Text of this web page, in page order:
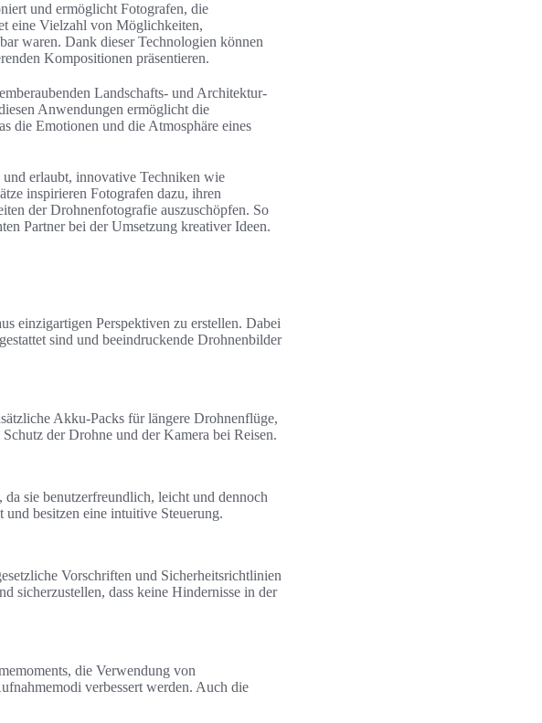
und ermöglicht Fotografen, die
eine Vielzahl von Möglichkeiten,
waren. Dank dieser Technologien können
Kompositionen präsentieren.
Landschafts- und Architektur-
Anwendungen ermöglicht die
die Emotionen und die Atmosphäre eines
erlaubt, innovative Techniken wie
inspirieren Fotografen dazu, ihren
der Drohnenfotografie auszuschöpfen. So
Partner bei der Umsetzung kreativer Ideen.
einzigartigen Perspektiven zu erstellen. Dabei
sind und beeindruckende Drohnenbilder
Akku-Packs für längere Drohnenflüge,
der Drohne und der Kamera bei Reisen.
sie benutzerfreundlich, leicht und dennoch
besitzen eine intuitive Steuerung.
Vorschriften und Sicherheitsrichtlinien
sicherzustellen, dass keine Hindernisse in der
die Verwendung von
verbessert werden. Auch die